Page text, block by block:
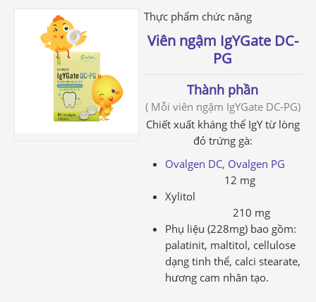
Thực phẩm chức năng
Viên ngậm IgYGate DC-
PG
Thành phần
( Mỗi viên ngậm IgYGate DC-PG)
Chiết xuất kháng thể IgY từ lòng
đỏ trứng gà:
Ovalgen DC, Ovalgen PG
12 mg
Xylitol
210 mg
Phụ liệu (228mg) bao gồm:
palatinit, maltitol, cellulose
dạng tinh thể, calci stearate,
hương cam nhân tạo.